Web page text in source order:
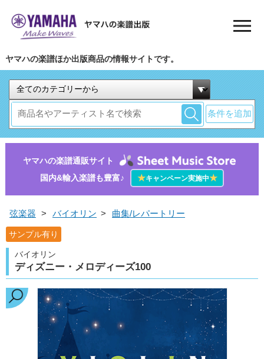
ヤマハの楽譜ほか出版商品の情報サイトです。
条件を追加
ヤマハの楽譜通販サイト
国内&輸入楽譜も豊富♪
★キャンペーン実施中★
弦楽器 > バイオリン > 曲集/レパートリー
サンプル有り
バイオリン
ディズニー・メロディーズ100